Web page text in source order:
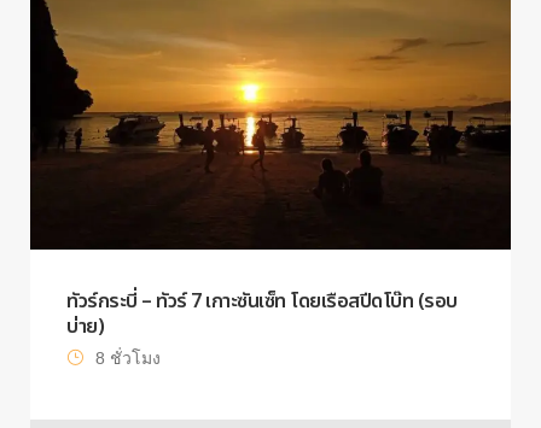
ทัวร์กระบี่ – ทัวร์ 7 เกาะซันเซ็ท โดยเรือสปีดโบ๊ท (รอบ
บ่าย)
8 ชั่วโมง